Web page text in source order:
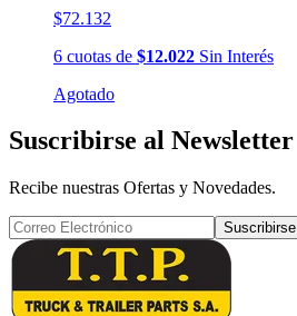
$72.132
6 cuotas de $12.022 Sin Interés
Agotado
Suscribirse al Newsletter
Recibe nuestras Ofertas y Novedades.
Suscribirse